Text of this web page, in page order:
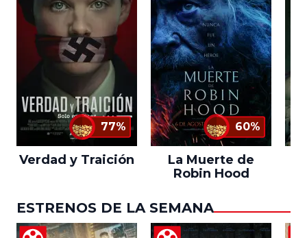
77%
Verdad y Traición
60%
La Muerte de
Robin Hood
ESTRENOS DE LA SEMANA